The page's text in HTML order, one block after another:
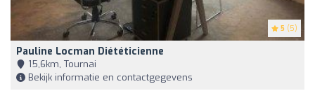
5 (5)
Pauline Locman Diététicienne
15,6km, Tournai
Bekijk informatie en contactgegevens